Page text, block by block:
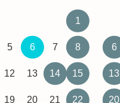
1
5 6 7 8
12 13 14 15
19 20 21 22
6
13
20